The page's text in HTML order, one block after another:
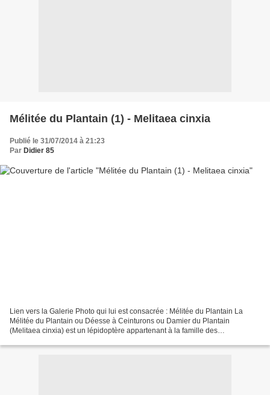
Mélitée du Plantain (1) - Melitaea cinxia
Publié le 31/07/2014 à 21:23
Par Didier 85
Lien vers la Galerie Photo qui lui est consacrée : Mélitée du Plantain La
Mélitée du Plantain ou Déesse à Ceinturons ou Damier du Plantain
(Melitaea cinxia) est un lépidoptère appartenant à la famille des